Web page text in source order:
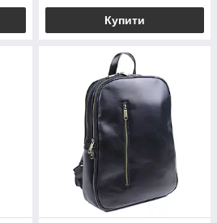
Купити